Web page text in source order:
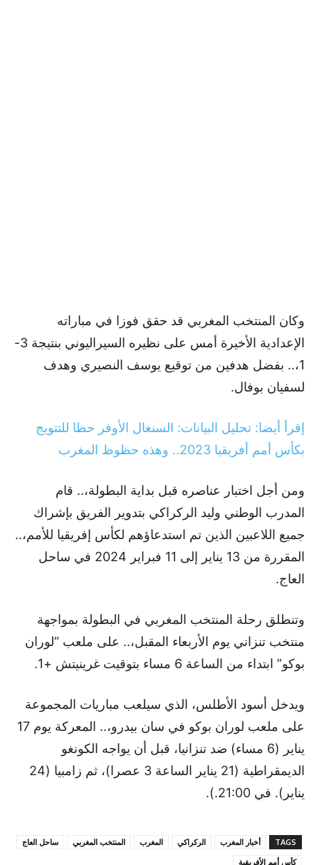
وكان المنتخب المغربي قد حقق فوزا في مباراته
الإعدادية الأخيرة أمس على نظيره السيراليوني بنتيجة 3-
1،.. بفضل هدفين من توقيع يوسف النصيري وهدف
لسفيان بوفال.
إقرأ أيضا: تحليل البيانات: السنغال الأوفر حظا للتتويج
بكأس أمم أفريقيا 2023.. وهذه حظوظ المغرب
ومن أجل اختبار عناصره قبل بداية البطولة،.. قام
المدرب الوطني وليد الركراكي بتدوير الفريق بإشراك
جميع اللاعبين الذين تم استدعاؤهم لكأس إفريقيا للأمم،..
المقررة من 13 يناير إلى 11 فبراير 2024 في ساحل
العاج.
وتنطلق رحلة المنتخب المغربي في البطولة بمواجهة
منتخب تنزاني يوم الأربعاء المقبل،.. على ملعب “لوران
بوكو” ابتداء من الساعة 6 مساء بتوقيت غرينيتش +1.
ويدخل أسود الأطلس، الذي سيلعب مباريات المجموعة
على ملعب لوران بوكو في سان بيدرو،.. المعركة يوم 17
يناير (6 مساء) ضد تنزانيا، قبل أن يواجه الكونغو
الديمقراطية (21 يناير الساعة 3 عصرا)، ثم زامبيا (24
يناير). في 21:00.).
TAGS أخبار المغرب الركراكي المغرب المنتخب المغربي
ساحل العاج
كأس أمم الأفريقية